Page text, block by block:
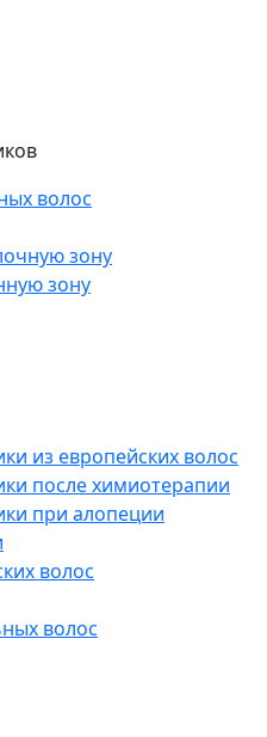
волос
зону
зону
из европейских волос
после химиотерапии
при алопеции
волос
волос